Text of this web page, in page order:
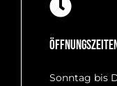
Sonntag bis